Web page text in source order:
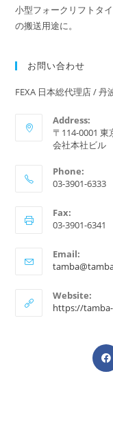
小型フォークリフトタ
の搬送用途に。
お問い合わせ
FEXA 日本総代理店 / 丹
Address:
〒114-0001
会社本社ビル
Phone:
03-3901-6333
Fax:
03-3901-6341
Email:
Website:
https://